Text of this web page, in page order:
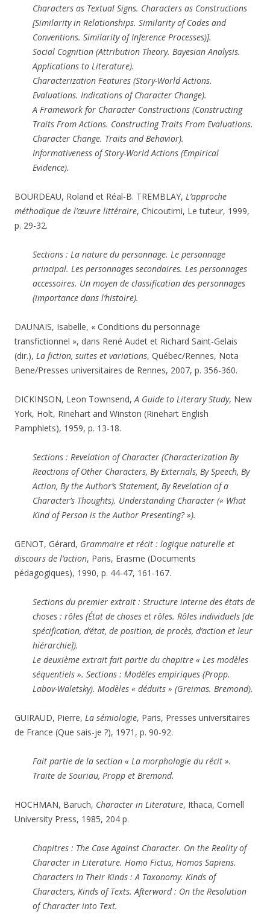
Characters as Textual Signs. Characters as Constructions
[Similarity in Relationships. Similarity of Codes and
Conventions. Similarity of Inference Processes)].
Social Cognition (Attribution Theory. Bayesian Analysis.
Applications to Literature).
Characterization Features (Story-World Actions.
Evaluations. Indications of Character Change).
A Framework for Character Constructions (Constructing
Traits From Actions. Constructing Traits From Evaluations.
Character Change. Traits and Behavior).
Informativeness of Story-World Actions (Empirical
Evidence).
BOURDEAU, Roland et Réal-B. TREMBLAY, L’approche
méthodique de l’œuvre littéraire, Chicoutimi, Le tuteur, 1999,
p. 29-32.
Sections : La nature du personnage. Le personnage
principal. Les personnages secondaires. Les personnages
accessoires. Un moyen de classification des personnages
(importance dans l’histoire).
DAUNAIS, Isabelle, « Conditions du personnage
transfictionnel », dans René Audet et Richard Saint-Gelais
(dir.), La fiction, suites et variations, Québec/Rennes, Nota
Bene/Presses universitaires de Rennes, 2007, p. 356-360.
DICKINSON, Leon Townsend,A Guide to Literary Study, New
York, Holt, Rinehart and Winston (Rinehart English
Pamphlets), 1959, p. 13-18.
Sections : Revelation of Character (Characterization By
Reactions of Other Characters, By Externals, By Speech, By
Action, By the Author’s Statement, By Revelation of a
Character’s Thoughts). Understanding Character (« What
Kind of Person is the Author Presenting? »).
GENOT, Gérard, Grammaire et récit : logique naturelle et
discours de l’action, Paris, Erasme (Documents
pédagogiques), 1990, p. 44-47, 161-167.
Sections du premier extrait : Structure interne des états de
choses : rôles (État de choses et rôles. Rôles individuels [de
spécification, d’état, de position, de procès, d’action et leur
hiérarchie]).
Le deuxième extrait fait partie du chapitre « Les modèles
séquentiels ». Sections : Modèles empiriques (Propp.
Labov-Waletsky). Modèles « déduits » (Greimas. Bremond).
GUIRAUD, Pierre, La sémiologie, Paris, Presses universitaires
de France (Que sais-je ?), 1971, p. 90-92.
Fait partie de la section « La morphologie du récit ».
Traite de Souriau, Propp et Bremond.
HOCHMAN, Baruch, Character in Literature, Ithaca, Cornell
University Press, 1985, 204 p.
Chapitres : The Case Against Character. On the Reality of
Character in Literature. Homo Fictus, Homos Sapiens.
Characters in Their Kinds : A Taxonomy. Kinds of
Characters, Kinds of Texts. Afterword : On the Resolution
of Character into Text.